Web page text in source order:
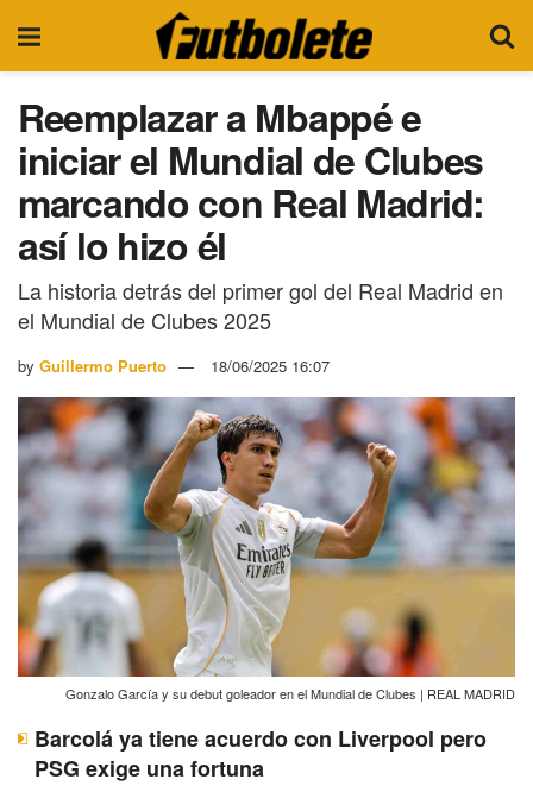
Reemplazar a Mbappé e
iniciar el Mundial de Clubes
marcando con Real Madrid:
así lo hizo él
La historia detrás del primer gol del Real Madrid en
el Mundial de Clubes 2025
by Guillermo Puerto 18/06/2025 16:07
Gonzalo García y su debut goleador en el Mundial de Clubes | REAL MADRID
Barcolá ya tiene acuerdo con Liverpool pero
PSG exige una fortuna